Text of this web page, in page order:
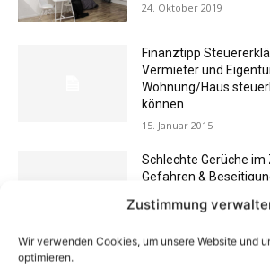
Zustimmung
Wir verwenden Cookies, um unsere Website und
optimieren.
24. Oktober 2019
Finanztipp
Vermieter und
Wohnung/Haus
können
15. Januar 2015
Schlechte Gerüche im
Gefahren &
31. Juli 2012